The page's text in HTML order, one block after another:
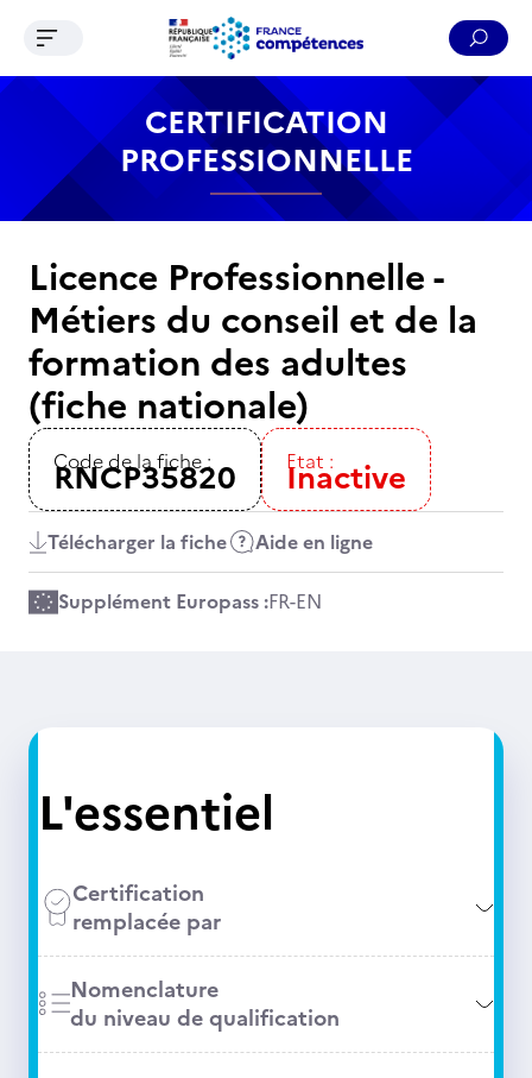
Contenu Recherche Menu Pied de page
Ouvrir le menu de navigation
CERTIFICATION
PROFESSIONNELLE
Licence Professionnelle -
Métiers du conseil et de la
formation des adultes
(fiche nationale)
Code de la fiche :
RNCP35820 Etat :
Inactive
Télécharger la fiche Aide en ligne
Supplément Europass :FR-EN
L'essentiel
Certification
remplacée par
Nomenclature
du niveau de qualification